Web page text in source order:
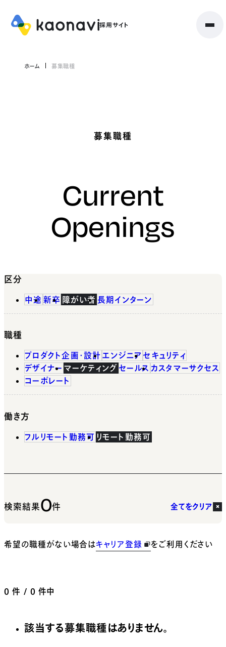
ホーム 募集職種
募集職種
Current
Openings
区分
中途 新卒 障がい者 長期インターン
職種
プロダクト企画・設計 エンジニア セキュリティ
デザイナー マーケティング セールス カスタマーサクセス
コーポレート
働き方
フルリモート勤務可 リモート勤務可
検索結果0件 全てをクリア
希望の職種がない場合はキャリア登録 をご利用ください
0 件 / 0 件中
該当する募集職種はありません。